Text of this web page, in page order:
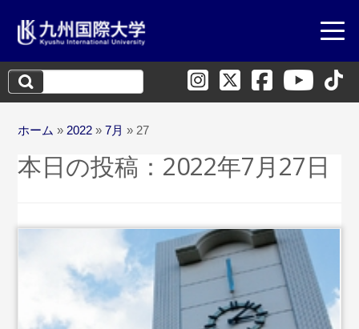
検
索:
ホーム » 2022 » 7月 » 27
本日の投稿： 2022年7月27日